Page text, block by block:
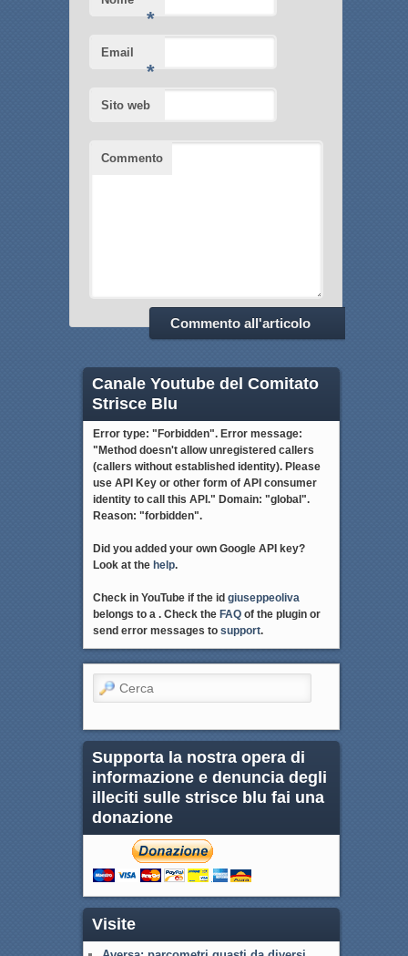
*
Email
*
Sito web
Commento
Canale Youtube del Comitato
Strisce Blu
Error type: "Forbidden". Error message:
"Method doesn't allow unregistered callers
(callers without established identity). Please
use API Key or other form of API consumer
identity to call this API." Domain: "global".
Reason: "forbidden".
Did you added your own Google API key?
Look at the help.
Check in YouTube if the id giuseppeoliva
belongs to a . Check the FAQof the plugin or
send error messages to support.
Cerca
Supporta la nostra opera di
informazione e denuncia degli
illeciti sulle strisce blu fai una
donazione
Visite